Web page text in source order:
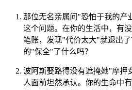
那位无名亲属问"恐怕于我的产
这个问题。在你的生活中，有
笔账，发现"代价太大"就退出
的"保全"了什么吗？
波阿斯娶路得没有遮掩她"摩押
人面前坦然承认。你的生命中